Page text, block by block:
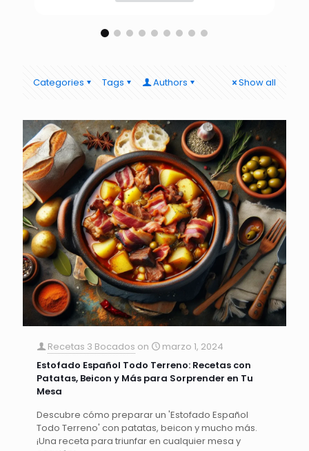
Categories Tags Authors Show all
Recetas 3 Bocados on
marzo 1, 2024
Estofado Español Todo Terreno: Recetas con
Patatas, Beicon y Más para Sorprender en Tu
Mesa
Descubre cómo preparar un 'Estofado Español
Todo Terreno' con patatas, beicon y mucho más.
¡Una receta para triunfar en cualquier mesa y